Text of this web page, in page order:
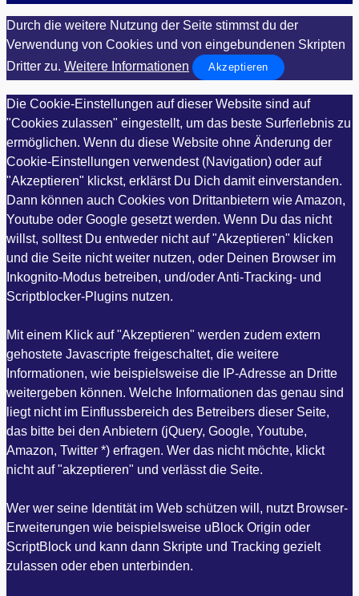
Durch die weitere Nutzung der Seite stimmst du der
Verwendung von Cookies und von eingebundenen Skripten
Dritter zu. Weitere Informationen Akzeptieren
Die Cookie-Einstellungen auf dieser Website sind auf
"Cookies zulassen" eingestellt, um das beste Surferlebnis zu
ermöglichen. Wenn du diese Website ohne Änderung der
Cookie-Einstellungen verwendest (Navigation) oder auf
"Akzeptieren" klickst, erklärst Du Dich damit einverstanden.
Dann können auch Cookies von Drittanbietern wie Amazon,
Youtube oder Google gesetzt werden. Wenn Du das nicht
willst, solltest Du entweder nicht auf "Akzeptieren" klicken
und die Seite nicht weiter nutzen, oder Deinen Browser im
Inkognito-Modus betreiben, und/oder Anti-Tracking- und
Scriptblocker-Plugins nutzen.
Mit einem Klick auf "Akzeptieren" werden zudem extern
gehostete Javascripte freigeschaltet, die weitere
Informationen, wie beispielsweise die IP-Adresse an Dritte
weitergeben können. Welche Informationen das genau sind
liegt nicht im Einflussbereich des Betreibers dieser Seite,
das bitte bei den Anbietern (jQuery, Google, Youtube,
Amazon, Twitter *) erfragen. Wer das nicht möchte, klickt
nicht auf "akzeptieren" und verlässt die Seite.
Wer wer seine Identität im Web schützen will, nutzt Browser-
Erweiterungen wie beispielsweise uBlock Origin oder
ScriptBlock und kann dann Skripte und Tracking gezielt
zulassen oder eben unterbinden.